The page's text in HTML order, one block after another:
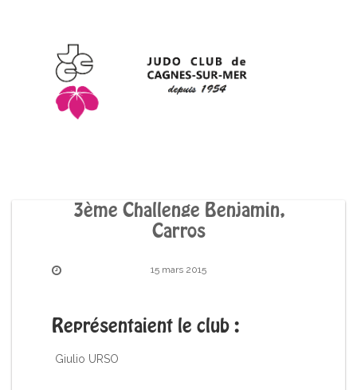
3ème Challenge Benjamin,
Carros
15 mars 2015
Représentaient le club :
Giulio URSO